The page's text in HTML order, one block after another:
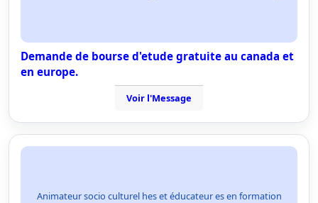
Demande de bourse d'etude gratuite au canada et
en europe.
Voir l'Message
Animateur socio culturel hes et éducateur es en formation